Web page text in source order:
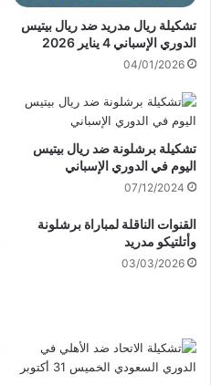
تشكيلة ريال مدريد ضد ريال بيتيس
الدوري الإسباني 4 يناير 2026
04/01/2026
تشكيلة برشلونة ضد ريال بيتيس
اليوم في الدوري الإسباني
07/12/2024
القنوات الناقلة لمباراة برشلونة
وأتلتيكو مدريد
03/03/2026